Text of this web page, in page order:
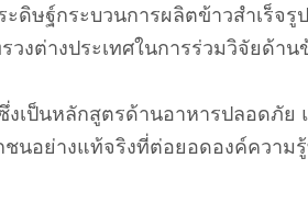
ษฐ์กระบวนการผลิตข้าวสำเร็จรู
งต่างประเทศในการร่วมวิจัยด้าน
เป็นหลักสูตรด้านอาหารปลอดภัย
นอย่างแท้จริงที่ต่อยอดองค์ความ